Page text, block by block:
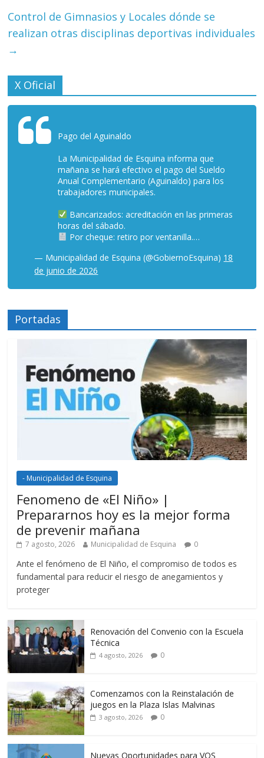
Control de Gimnasios y Locales dónde se
realizan otras disciplinas deportivas individuales
→
X Oficial
Pago del Aguinaldo
La Municipalidad de Esquina informa que
mañana se hará efectivo el pago del Sueldo
Anual Complementario (Aguinaldo) para los
trabajadores municipales.
Bancarizados: acreditación en las primeras
horas del sábado.
Por cheque: retiro por ventanilla.…
— Municipalidad de Esquina (@GobiernoEsquina) 18
de junio de 2026
Portadas
- Municipalidad de Esquina
Fenomeno de «El Niño» |
Prepararnos hoy es la mejor forma
de prevenir mañana
7 agosto, 2026 Municipalidad de Esquina 0
Ante el fenómeno de El Niño, el compromiso de todos es
fundamental para reducir el riesgo de anegamientos y
proteger
Renovación del Convenio con la Escuela
Técnica
4 agosto, 2026 0
Comenzamos con la Reinstalación de
juegos en la Plaza Islas Malvinas
3 agosto, 2026 0
Nuevas Oportunidades para VOS